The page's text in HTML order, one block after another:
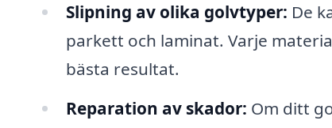
Slipning av olika golvtyper: De
parkett och laminat. Varje
bästa resultat.
Reparation av skador: Om ditt